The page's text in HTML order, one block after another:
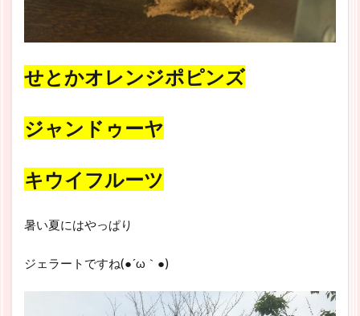
せとかオレンジポピンズ
ジャンドゥーヤ
キウイフルーツ
暑い夏にはやっぱり
ジェラートですね(●´ω｀●)